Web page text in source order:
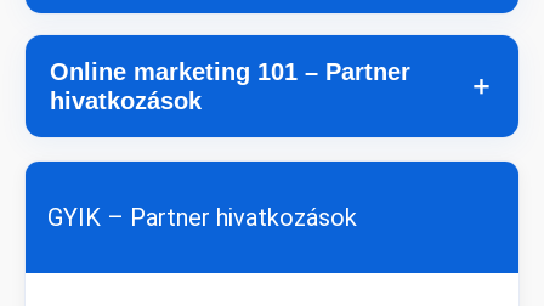
Online marketing 101 – Partner
hivatkozások
＋
GYIK – Partner hivatkozások